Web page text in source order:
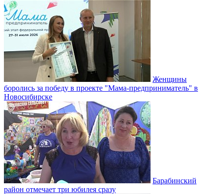
Женщины
боролись за победу в проекте "Мама-предприниматель" в
Новосибирске
Барабинский
район отмечает три юбилея сразу